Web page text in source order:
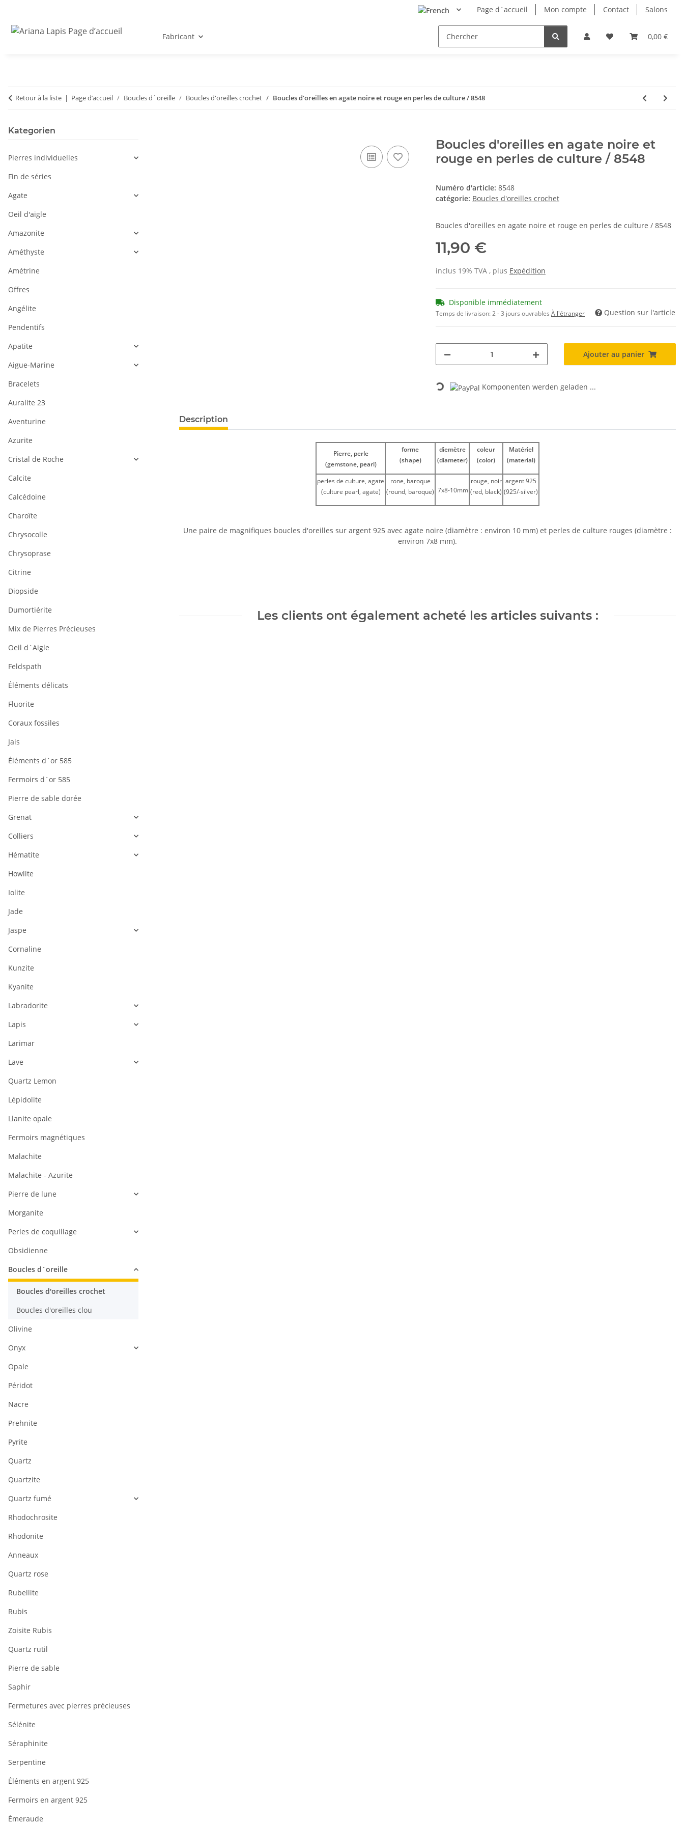
Page d´accueil Mon compte Contact Salons
0,00 €
Fabricant
Retour à la liste Page d’accueil Boucles d´oreille Boucles d'oreilles crochet Boucles d'oreilles en agate noire et rouge en perles de culture / 8548
Boucles d'oreilles en agate noire et
rouge en perles de culture / 8548
Numéro d'article: 8548
catégorie: Boucles d'oreilles crochet
Boucles d'oreilles en agate noire et rouge en perles de culture / 8548
11,90 €
inclus 19% TVA , plus Expédition
Disponible immédiatement
Temps de livraison:2 - 3 jours ouvrables À l'étranger Question sur l'article
Ajouter au panier
Loading... Komponenten werden geladen ...
Description
Pierre, perle
(gemstone, pearl)
forme
(shape)
diemètre
(diameter)
coleur
(color)
Matériel
(material)
perles de culture, agate
(culture pearl, agate)
rone, baroque
(round, baroque) 7x8-10mm
rouge, noir
(red, black)
argent 925
(925/-silver)
Une paire de magnifiques boucles d'oreilles sur argent 925 avec agate noire (diamètre : environ 10 mm) et perles de culture rouges (diamètre :
environ 7x8 mm).
Les clients ont également acheté les articles suivants :
Kategorien
Pierres individuelles
Fin de séries
Agate
Oeil d'aigle
Amazonite
Améthyste
Amétrine
Offres
Angélite
Pendentifs
Apatite
Aigue-Marine
Bracelets
Auralite 23
Aventurine
Azurite
Cristal de Roche
Calcite
Calcédoine
Charoïte
Chrysocolle
Chrysoprase
Citrine
Diopside
Dumortiérite
Mix de Pierres Précieuses
Oeil d´Aigle
Feldspath
Éléments délicats
Fluorite
Coraux fossiles
Jais
Éléments d´or 585
Fermoirs d´or 585
Pierre de sable dorée
Grenat
Colliers
Hématite
Howlite
Iolite
Jade
Jaspe
Cornaline
Kunzite
Kyanite
Labradorite
Lapis
Larimar
Lave
Quartz Lemon
Lépidolite
Llanite opale
Fermoirs magnétiques
Malachite
Malachite - Azurite
Pierre de lune
Morganite
Perles de coquillage
Obsidienne
Boucles d´oreille
Boucles d'oreilles crochet
Boucles d'oreilles clou
Olivine
Onyx
Opale
Péridot
Nacre
Prehnite
Pyrite
Quartz
Quartzite
Quartz fumé
Rhodochrosite
Rhodonite
Anneaux
Quartz rose
Rubellite
Rubis
Zoisite Rubis
Quartz rutil
Pierre de sable
Saphir
Fermetures avec pierres précieuses
Sélénite
Séraphinite
Serpentine
Éléments en argent 925
Fermoirs en argent 925
Émeraude